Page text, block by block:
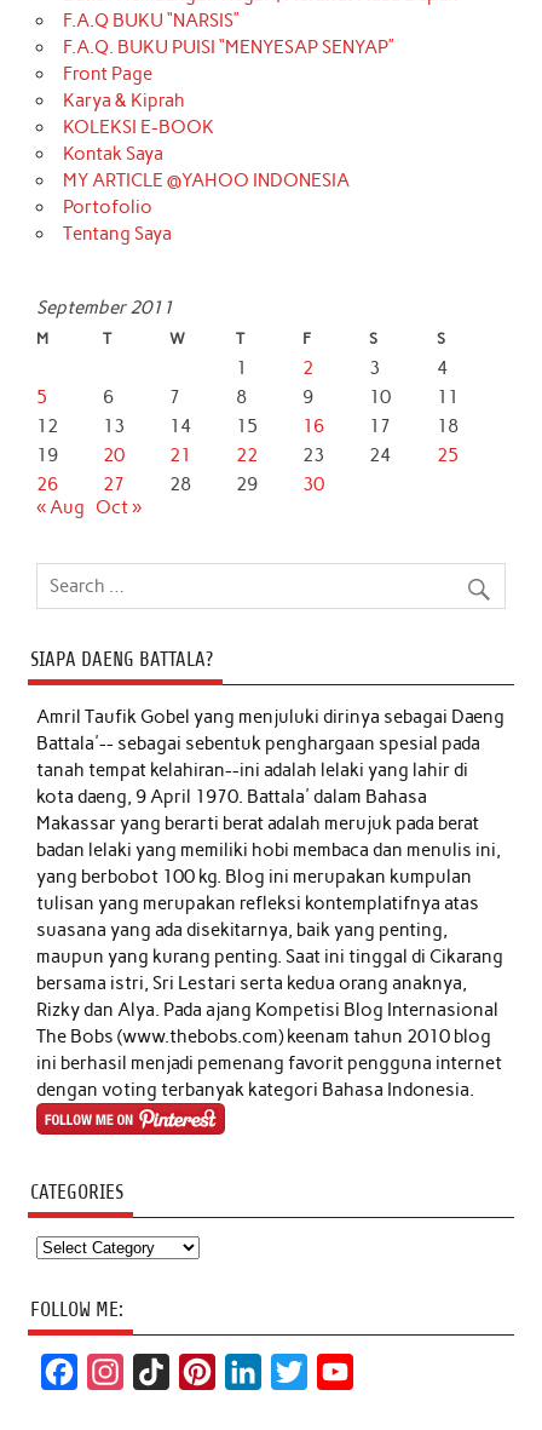
F.A.Q BUKU “NARSIS”
F.A.Q. BUKU PUISI “MENYESAP SENYAP”
Front Page
Karya & Kiprah
KOLEKSI E-BOOK
Kontak Saya
MY ARTICLE @YAHOO INDONESIA
Portofolio
Tentang Saya
September 2011
M T W T F S S
1 2 3
4
5
6 7 8 9 10
11
12
13 14 15 16 17
18
19
20 21 22 23 24
25
26
27 28 29
30
« Aug
Oct »
SIAPA DAENG BATTALA?
Amril Taufik Gobelyang menjuluki dirinya sebagai Daeng
Battala'-- sebagai sebentuk penghargaan spesial pada
tanah tempat kelahiran--ini adalah lelaki yang lahir di
kota daeng, 9 April 1970. Battala' dalam Bahasa
Makassar yang berarti berat adalah merujuk pada berat
badan lelaki yang memiliki hobi membaca dan menulis ini,
yang berbobot 100 kg. Blog ini merupakan kumpulan
tulisan yang merupakan refleksi kontemplatifnya atas
suasana yang ada disekitarnya, baik yang penting,
maupun yang kurang penting. Saat ini tinggal di Cikarang
bersama istri, Sri Lestari serta kedua orang anaknya,
Rizky dan Alya. Pada ajang Kompetisi Blog Internasional
The Bobs (www.thebobs.com) keenam tahun 2010 blog
ini berhasil menjadi pemenang favorit pengguna internet
dengan voting terbanyak kategori Bahasa Indonesia.
CATEGORIES
Categories
FOLLOW ME: